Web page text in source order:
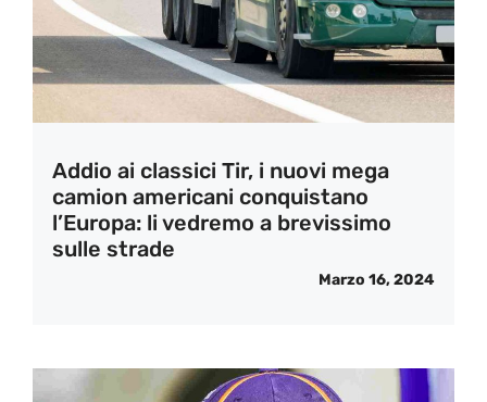
Addio ai classici Tir, i nuovi mega
camion americani conquistano
l’Europa: li vedremo a brevissimo
sulle strade
Marzo 16, 2024